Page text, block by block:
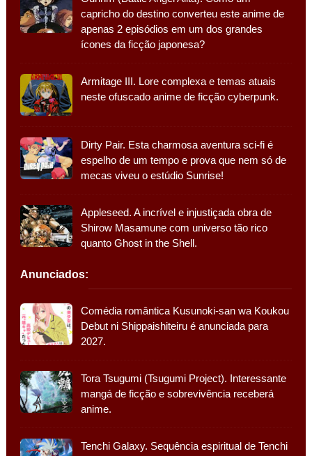
capricho do destino converteu este anime de
apenas 2 episódios em um dos grandes
ícones da ficção japonesa?
Armitage III. Lore complexa e temas atuais
neste ofuscado anime de ficção cyberpunk.
Dirty Pair. Esta charmosa aventura sci-fi é
espelho de um tempo e prova que nem só de
mecas viveu o estúdio Sunrise!
Appleseed. A incrível e injustiçada obra de
Shirow Masamune com universo tão rico
quanto Ghost in the Shell.
Anunciados:
Comédia romântica Kusunoki-san wa Koukou
Debut ni Shippaishiteiru é anunciada para
2027.
Tora Tsugumi (Tsugumi Project). Interessante
mangá de ficção e sobrevivência receberá
anime.
Tenchi Galaxy. Sequência espiritual de Tenchi